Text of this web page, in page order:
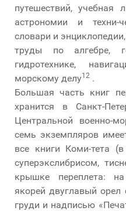
путешествий, учебная
астрономии и
словари и
труды по алгебре,
гидротехнике,
морскому делу12 .
Большая часть книг
хранится в Санкт-
Центральной военно-
семь экземпляров
все книги Коми-тета
суперэкслибрисом,
крышке переплета:
якорей двуглавый
груди и надписью